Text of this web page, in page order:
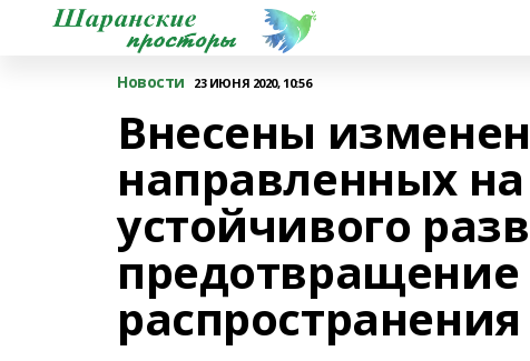
Новости 23 ИЮНЯ 2020, 10:56
Внесены
направленных
устойчивого
предотвращение
распространения